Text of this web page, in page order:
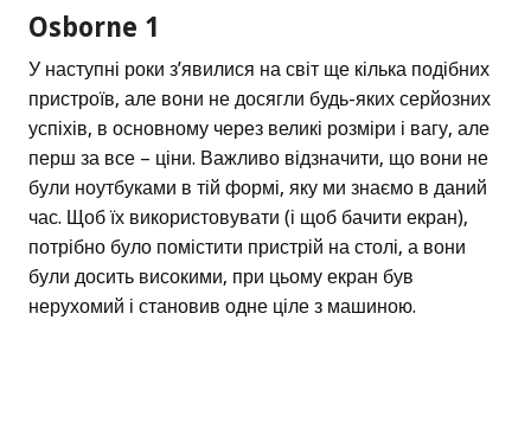
Osborne 1
У наступні роки з’явилися на світ ще кілька подібних
пристроїв, але вони не досягли будь-яких серйозних
успіхів, в основному через великі розміри і вагу, але
перш за все – ціни. Важливо відзначити, що вони не
були ноутбуками в тій формі, яку ми знаємо в даний
час. Щоб їх використовувати (і щоб бачити екран),
потрібно було помістити пристрій на столі, а вони
були досить високими, при цьому екран був
нерухомий і становив одне ціле з машиною.